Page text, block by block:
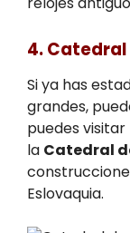
4.
Si ya has
grandes,
puedes
la Catedral
Eslovaquia.